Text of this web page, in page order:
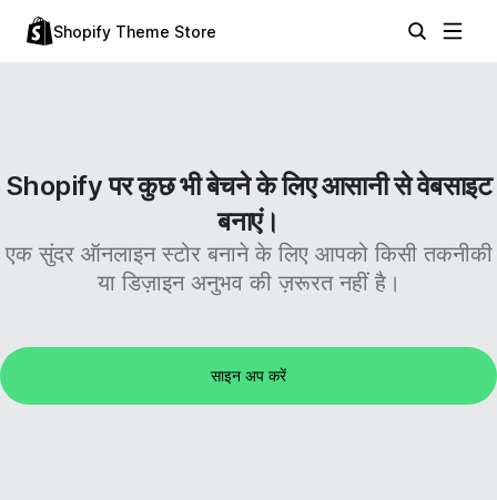
Shopify Theme Store
Shopify पर कुछ भी बेचने के लिए आसानी से वेबसाइट
बनाएं।
एक सुंदर ऑनलाइन स्टोर बनाने के लिए आपको किसी तकनीकी
या डिज़ाइन अनुभव की ज़रूरत नहीं है।
साइन अप करें